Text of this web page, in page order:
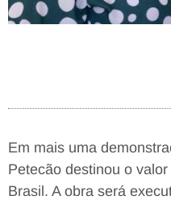
Em mais uma
Petecão destinou o
Brasil. A obra será